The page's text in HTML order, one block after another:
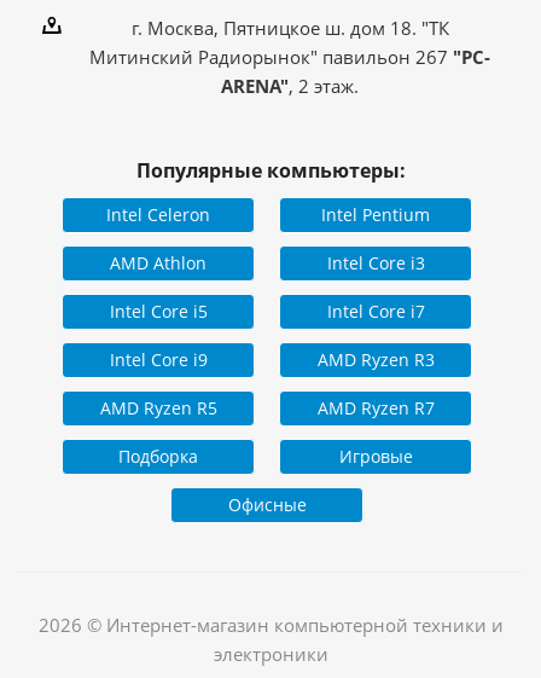
г. Москва, Пятницкое ш. дом 18. "ТК
Митинский Радиорынок" павильон 267 "PC-
ARENA", 2 этаж.
Популярные компьютеры:
Intel Celeron Intel Pentium
AMD Athlon Intel Core i3
Intel Core i5 Intel Core i7
Intel Core i9 AMD Ryzen R3
AMD Ryzen R5 AMD Ryzen R7
Подборка Игровые
Офисные
2026 © Интернет-магазин компьютерной техники и
электроники